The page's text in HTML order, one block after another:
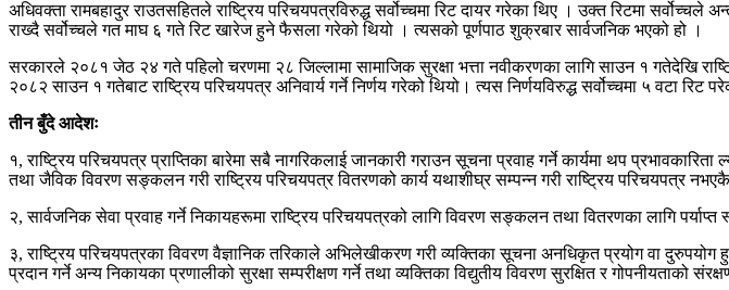
अधिवक्ता रामबहादुर राउतसहितले राष्ट्रिय परिचयपत्रविरुद्ध सर्वोच्चमा रिट दायर गरेका थिए । उक्त रिटमा
राख्दै सर्वोच्चले गत माघ ६ गते रिट खारेज हुने फैसला गरेको थियो । त्यसको पूर्णपाठ शुक्रबार सार्वजनिक भएको हो ।
सरकारले २०८१ जेठ २४ गते पहिलो चरणमा २८ जिल्लामा सामाजिक सुरक्षा भत्ता नवीकरणका लागि साउन १ गतेदेखि
२०८२ साउन १ गतेबाट राष्ट्रिय परिचयपत्र अनिवार्य गर्ने निर्णय गरेको थियो। त्यस निर्णयविरुद्ध सर्वोच्चमा ५ वटा
तीन बुँदे आदेशः
१, राष्ट्रिय परिचयपत्र प्राप्तिका बारेमा सबै नागरिकलाई जानकारी गराउन सूचना प्रवाह गर्ने कार्यमा थप
तथा जैविक विवरण सङ्कलन गरी राष्ट्रिय परिचयपत्र वितरणको कार्य यथाशीघ्र सम्पन्न गरी राष्ट्रिय परिचयपत्र
२, सार्वजनिक सेवा प्रवाह गर्ने निकायहरूमा राष्ट्रिय परिचयपत्रको लागि विवरण सङ्कलन तथा वितरणका लागि पर्याप्त
३, राष्ट्रिय परिचयपत्रका विवरण वैज्ञानिक तरिकाले अभिलेखीकरण गरी व्यक्तिका सूचना अनधिकृत प्रयोग वा दुरुपयोग
प्रदान गर्ने अन्य निकायका प्रणालीको सुरक्षा सम्परीक्षण गर्ने तथा व्यक्तिका विद्युतीय विवरण सुरक्षित र गोपनीयताको